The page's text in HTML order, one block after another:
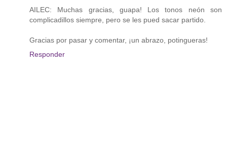
AILEC: Muchas gracias, guapa! Los tonos neón son
complicadillos siempre, pero se les pued sacar partido.
Gracias por pasar y comentar, ¡un abrazo, potingueras!
Responder